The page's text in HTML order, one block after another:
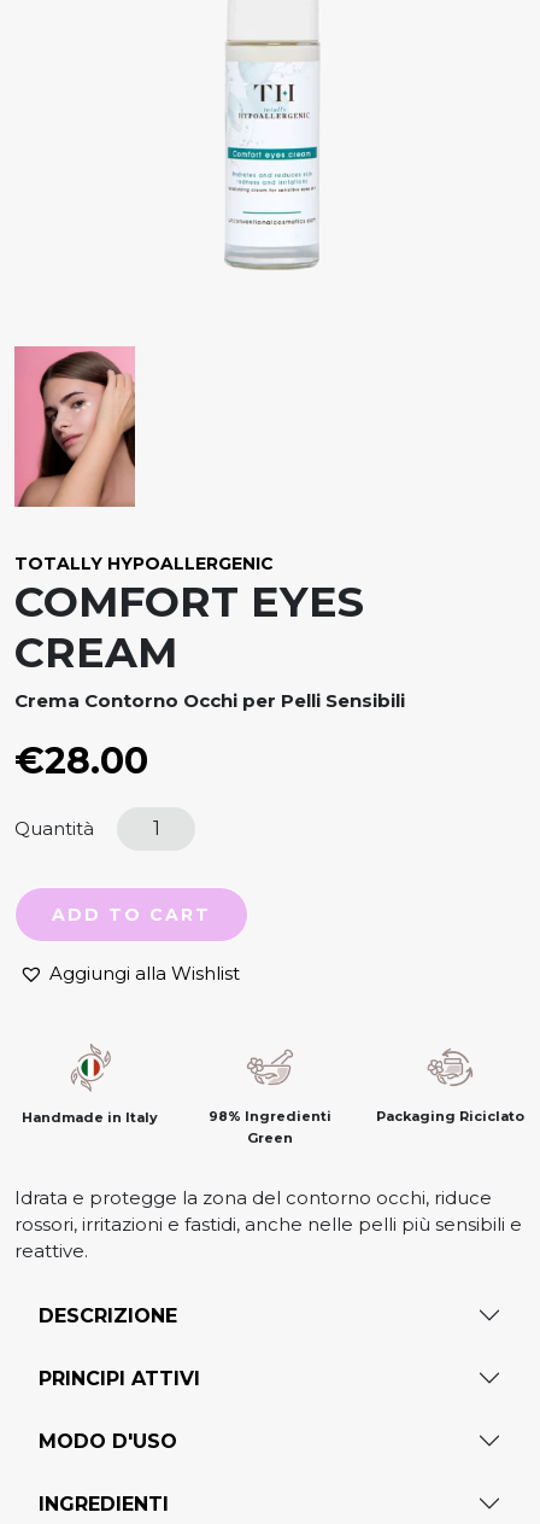
TOTALLY HYPOALLERGENIC
COMFORT EYES
CREAM
Crema Contorno Occhi per Pelli Sensibili
€28.00
Quantità
ADD TO CART
Aggiungi alla Wishlist
Handmade in Italy
98% Ingredienti
Green
Packaging Riciclato
Idrata e protegge la zona del contorno occhi, riduce
rossori, irritazioni e fastidi, anche nelle pelli più sensibili e
reattive.
DESCRIZIONE
PRINCIPI ATTIVI
MODO D'USO
INGREDIENTI